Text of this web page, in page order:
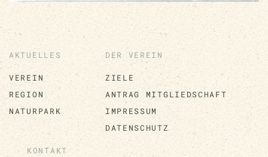
KONTAKT
AKTUELLES
VEREIN
REGION
NATURPARK
DER VEREIN
ZIELE
ANTRAG MITGLIEDSCHAFT
IMPRESSUM
DATENSCHUTZ